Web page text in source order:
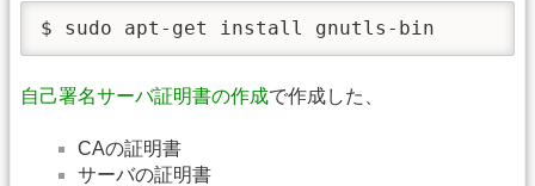
$ sudo apt-get install gnutls-bin
自己署名サーバ証明書の作成で作成した、
CAの証明書
サーバの証明書